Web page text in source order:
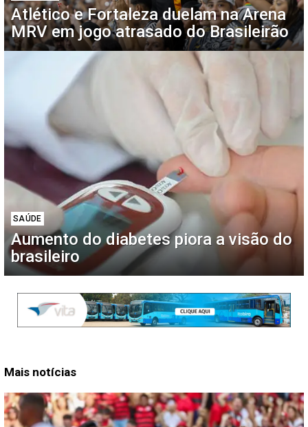
Atlético e Fortaleza duelam na Arena
MRV em jogo atrasado do Brasileirão
SAÚDE
Aumento do diabetes piora a visão do
brasileiro
Mais notícias